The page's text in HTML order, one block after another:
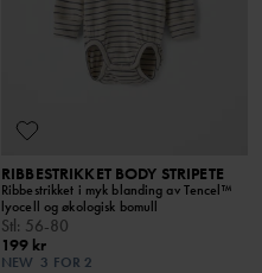
RIBBESTRIKKET BODY STRIPETE
Ribbestrikket i myk blanding av Tencel™
lyocell og økologisk bomull
Stl: 56-80
199 kr
NEW 3 FOR 2